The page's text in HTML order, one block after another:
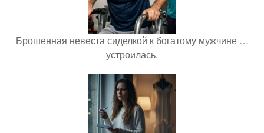
Брошенная невеста сиделкой к богатому мужчине …
устроилась.